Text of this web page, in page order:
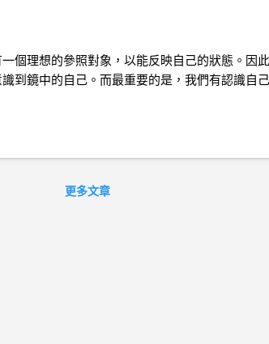
個理想的參照對象，以能反映自己的狀態。因
到鏡中的自己。而最重要的是，我們有認識自
更多文章